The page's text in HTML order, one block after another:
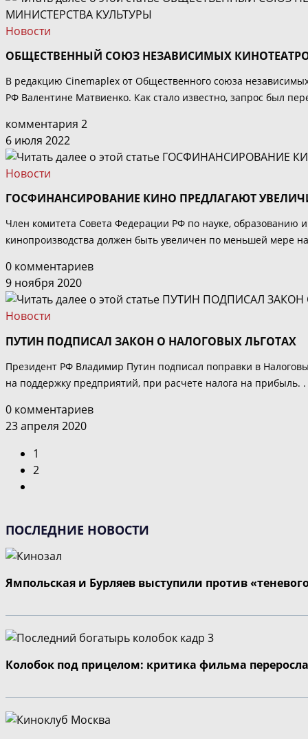
Новости
ОБЩЕСТВЕННЫЙ СОЮЗ НЕЗАВИСИМЫХ
В редакцию Сinemaplex от Общественного союза
РФ Валентине Матвиенко. Как стало известно, запрос был
комментария 2
6 июля 2022
Новости
ГОСФИНАНСИРОВАНИЕ КИНО ПРЕДЛАГАЮТ
Член комитета Совета Федерации РФ по науке, образованию
кинопроизводства должен быть увеличен по меньшей мере
0 комментариев
9 ноября 2020
Новости
ПУТИН ПОДПИСАЛ ЗАКОН О НАЛОГОВЫХ ЛЬГОТАХ
Президент РФ Владимир Путин подписал поправки в
на поддержку предприятий, при расчете налога на прибыль. .
0 комментариев
23 апреля 2020
1
2
страницу
ПОСЛЕДНИЕ НОВОСТИ
Ямпольская и Бурляев выступили против
Колобок под прицелом: критика фильма